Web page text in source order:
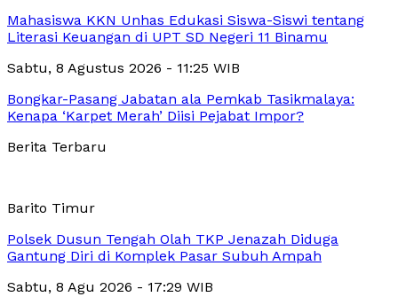
Mahasiswa KKN Unhas Edukasi Siswa-Siswi tentang
Literasi Keuangan di UPT SD Negeri 11 Binamu
Sabtu, 8 Agustus 2026 - 11:25 WIB
Bongkar-Pasang Jabatan ala Pemkab Tasikmalaya:
Kenapa ‘Karpet Merah’ Diisi Pejabat Impor?
Berita Terbaru
Barito Timur
Polsek Dusun Tengah Olah TKP Jenazah Diduga
Gantung Diri di Komplek Pasar Subuh Ampah
Sabtu, 8 Agu 2026 - 17:29 WIB